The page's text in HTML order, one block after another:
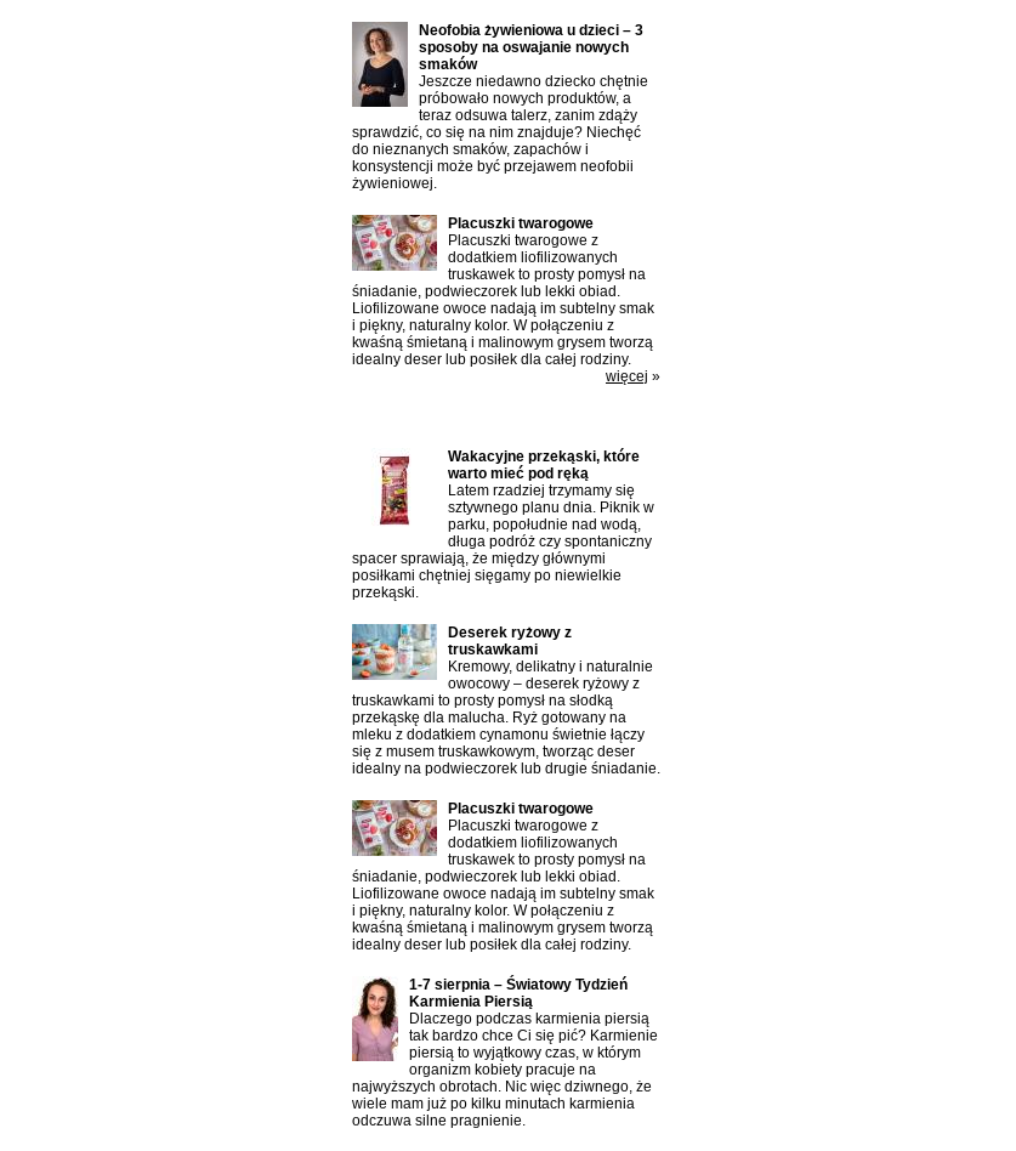
Neofobia żywieniowa u dzieci – 3
sposoby na oswajanie nowych
smaków
Jeszcze niedawno dziecko chętnie
próbowało nowych produktów, a
teraz odsuwa talerz, zanim zdąży
sprawdzić, co się na nim znajduje? Niechęć
do nieznanych smaków, zapachów i
konsystencji może być przejawem neofobii
żywieniowej.
Placuszki twarogowe
Placuszki twarogowe z
dodatkiem liofilizowanych
truskawek to prosty pomysł na
śniadanie, podwieczorek lub lekki obiad.
Liofilizowane owoce nadają im subtelny smak
i piękny, naturalny kolor. W połączeniu z
kwaśną śmietaną i malinowym grysem tworzą
idealny deser lub posiłek dla całej rodziny.
więcej »
Wakacyjne przekąski, które
warto mieć pod ręką
Latem rzadziej trzymamy się
sztywnego planu dnia. Piknik w
parku, popołudnie nad wodą,
długa podróż czy spontaniczny
spacer sprawiają, że między głównymi
posiłkami chętniej sięgamy po niewielkie
przekąski.
Deserek ryżowy z
truskawkami
Kremowy, delikatny i naturalnie
owocowy – deserek ryżowy z
truskawkami to prosty pomysł na słodką
przekąskę dla malucha. Ryż gotowany na
mleku z dodatkiem cynamonu świetnie łączy
się z musem truskawkowym, tworząc deser
idealny na podwieczorek lub drugie śniadanie.
Placuszki twarogowe
Placuszki twarogowe z
dodatkiem liofilizowanych
truskawek to prosty pomysł na
śniadanie, podwieczorek lub lekki obiad.
Liofilizowane owoce nadają im subtelny smak
i piękny, naturalny kolor. W połączeniu z
kwaśną śmietaną i malinowym grysem tworzą
idealny deser lub posiłek dla całej rodziny.
1-7 sierpnia – Światowy Tydzień
Karmienia Piersią
Dlaczego podczas karmienia piersią
tak bardzo chce Ci się pić? Karmienie
piersią to wyjątkowy czas, w którym
organizm kobiety pracuje na
najwyższych obrotach. Nic więc dziwnego, że
wiele mam już po kilku minutach karmienia
odczuwa silne pragnienie.